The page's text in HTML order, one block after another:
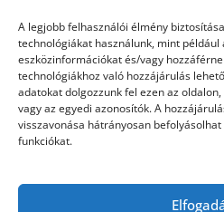
A legjobb felhasználói élmény
technológiákat használunk, mint
eszközinformációkat és/vagy
technológiákhoz való hozzájárulás
adatokat dolgozzunk fel ezen az
vagy az egyedi azonosítók. A
visszavonása hátrányosan
funkciókat.
Szolgáltatás
Vásárlás
Webáruházak